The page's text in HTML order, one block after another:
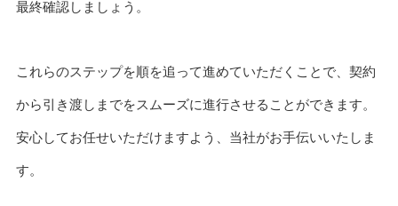
最終確認しましょう。
これらのステップを順を追って進めていただくことで、契約
から引き渡しまでをスムーズに進行させることができます。
安心してお任せいただけますよう、当社がお手伝いいたしま
す。